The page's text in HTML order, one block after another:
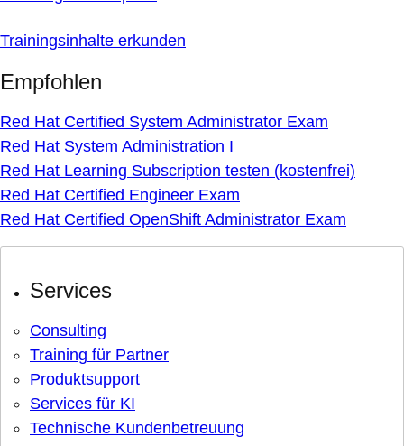
Trainingsinhalte erkunden
Empfohlen
Red Hat Certified System Administrator Exam
Red Hat System Administration I
Red Hat Learning Subscription testen (kostenfrei)
Red Hat Certified Engineer Exam
Red Hat Certified OpenShift Administrator Exam
Services
Consulting
Training für Partner
Produktsupport
Services für KI
Technische Kundenbetreuung